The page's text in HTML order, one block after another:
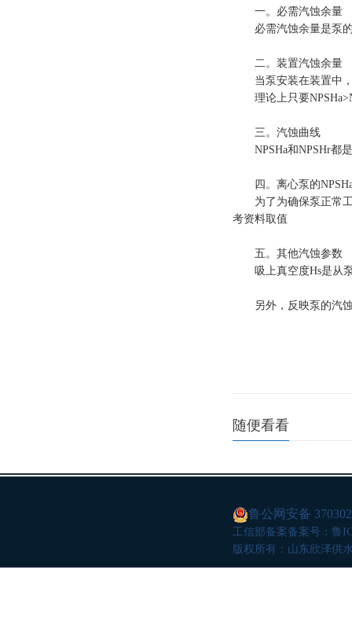
一。必需汽蚀余量
必需汽蚀余量是泵的
二。装置汽蚀余量
当泵安装在装置中，
理论上只要
三。汽蚀曲线
NPSHa和NPSHr都是
四。离心泵的
为了为确保泵正常工
考资料取值
五。其他汽蚀参数
吸上真空度Hs是从泵
另外，反映泵的汽蚀
随便看看
鲁公网安备
工信部备案备案号：鲁
版权所有：山东欣泽供